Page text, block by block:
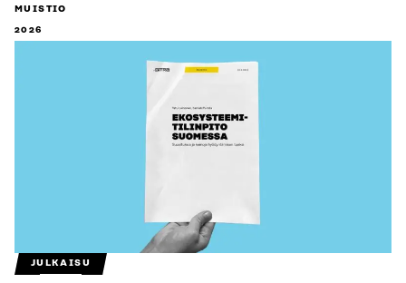
MUISTIO
2026
JULKAISU